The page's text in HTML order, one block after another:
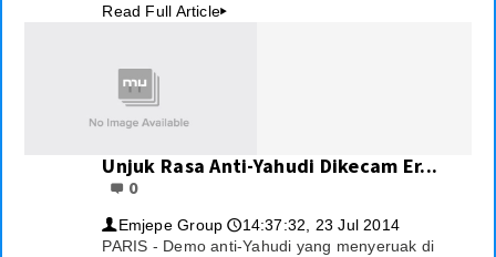
Read Full Article▸
Unjuk Rasa Anti-Yahudi Dikecam Er...
0
👤 Emjepe Group 🕔14:37:32, 23 Jul 2014
PARIS - Demo anti-Yahudi yang menyeruak di